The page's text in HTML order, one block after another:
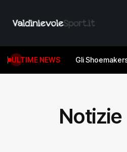
ULTIME NEWS Gli
Notizie